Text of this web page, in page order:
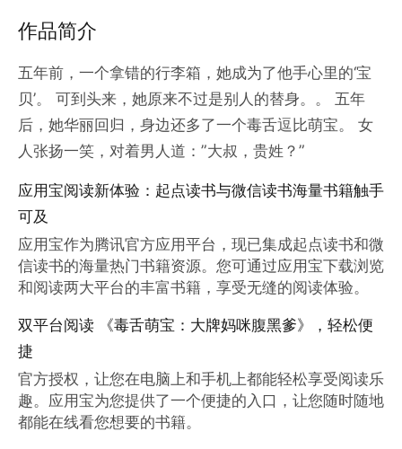
作品简介
五年前，一个拿错的行李箱，她成为了他手心里的‘宝
贝’。 可到头来，她原来不过是别人的替身。。 五年
后，她华丽回归，身边还多了一个毒舌逗比萌宝。 女
人张扬一笑，对着男人道：”大叔，贵姓？”
应用宝阅读新体验：起点读书与微信读书海量书籍触手
可及
应用宝作为腾讯官方应用平台，现已集成起点读书和微
信读书的海量热门书籍资源。您可通过应用宝下载浏览
和阅读两大平台的丰富书籍，享受无缝的阅读体验。
双平台阅读 《毒舌萌宝：大牌妈咪腹黑爹》，轻松便
捷
官方授权，让您在电脑上和手机上都能轻松享受阅读乐
趣。应用宝为您提供了一个便捷的入口，让您随时随地
都能在线看您想要的书籍。